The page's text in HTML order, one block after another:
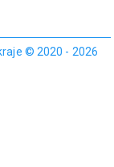
© 2020 - 2026